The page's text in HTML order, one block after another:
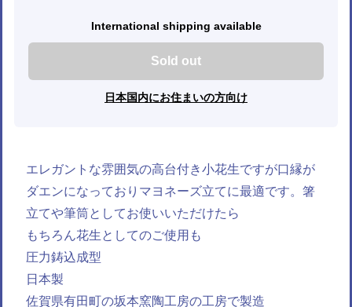
International shipping available
Sold out
日本国内にお住まいの方向け
エレガントな雰囲気の高台付き小花生ですが口縁が
ダエンになっておりマヨネーズ立てに最適です。箸
立てや筆筒としてお使いいただけたら
もちろん花生としてのご使用も
圧力鋳込成型
日本製
佐賀県有田町の坂本窯陶工房の工房で製造